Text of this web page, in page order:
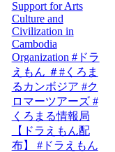
【ドラえもん配
布】 #ドラえもん